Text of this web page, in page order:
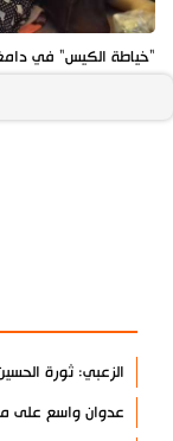
"خياطة الكيس" في دامغان..
الزعبي: ثورة
عدوان واسع على